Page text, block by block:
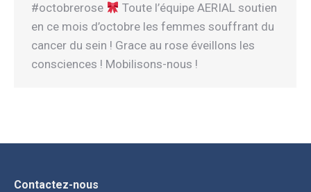
#octobrerose
Toute l’équipe AERIAL soutien
en ce mois d’octobre les femmes souffrant du
cancer du sein ! Grace au rose éveillons les
consciences ! Mobilisons-nous !
Contactez-nous